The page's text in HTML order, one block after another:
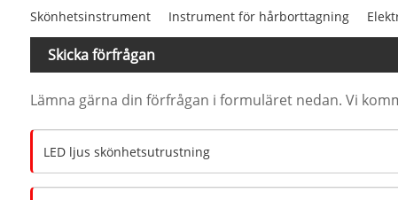
Skönhetsinstrument Instrument för hårborttagning
Skicka förfrågan
Lämna gärna din förfrågan i formuläret nedan. Vi